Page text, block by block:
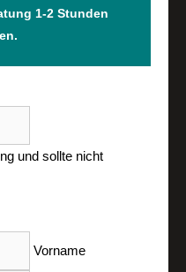
1-2 Stunden
und sollte nicht
Vorname